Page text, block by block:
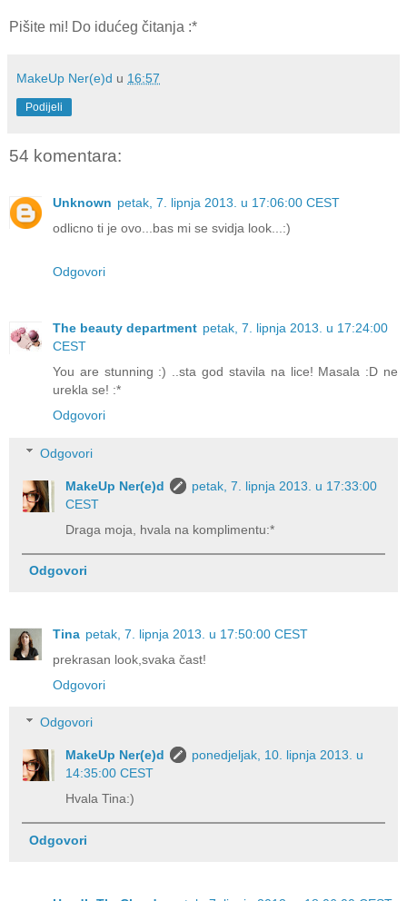
Pišite mi! Do idućeg čitanja :*
MakeUp Ner(e)d u 16:57
Podijeli
54 komentara:
Unknown petak, 7. lipnja 2013. u 17:06:00 CEST
odlicno ti je ovo...bas mi se svidja look...:)
Odgovori
The beauty department petak, 7. lipnja 2013. u 17:24:00
CEST
You are stunning :) ..sta god stavila na lice! Masala :D ne
urekla se! :*
Odgovori
Odgovori
MakeUp Ner(e)d
petak, 7. lipnja 2013. u 17:33:00
CEST
Draga moja, hvala na komplimentu:*
Odgovori
Tina petak, 7. lipnja 2013. u 17:50:00 CEST
prekrasan look,svaka čast!
Odgovori
Odgovori
MakeUp Ner(e)d
ponedjeljak, 10. lipnja 2013. u
14:35:00 CEST
Hvala Tina:)
Odgovori